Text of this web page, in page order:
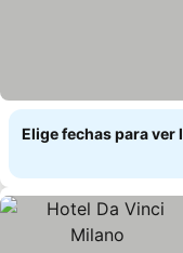
Elige fechas para